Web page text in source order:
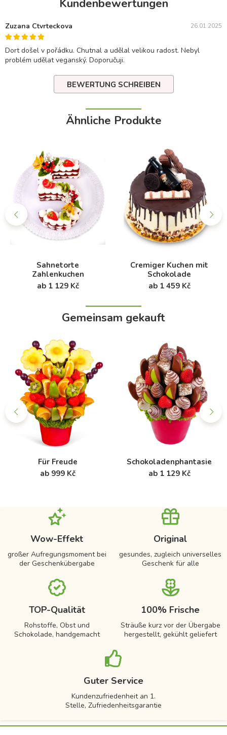
Kundenbewertungen
Zuzana Ctvrteckova 26.01.2025
Dort došel v pořádku. Chutnal a udělal velikou radost. Nebyl
problém udělat veganský. Doporučuji.
BEWERTUNG SCHREIBEN
Ähnliche Produkte
Sahnetorte
Zahlenkuchen
ab 1 129 Kč
Cremiger Kuchen mit
Schokolade
ab 1 459 Kč
Gemeinsam gekauft
Für Freude
ab 999 Kč
Schokoladenphantasie
ab 1 129 Kč
Wow-Effekt
großer Aufregungsmoment bei
der Geschenkübergabe
Original
gesundes, zugleich universelles
Geschenk für alle
TOP-Qualität
Rohstoffe, Obst und
Schokolade, handgemacht
100% Frische
Sträuße kurz vor der Übergabe
hergestellt, gekühlt geliefert
Guter Service
Kundenzufriedenheit an 1.
Stelle, Zufriedenheitsgarantie